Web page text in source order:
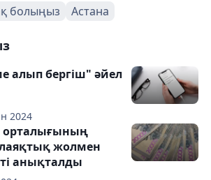
болыңыз Астана
2024
алып бергіш" әйел
орталығының
жолмен
анықталды